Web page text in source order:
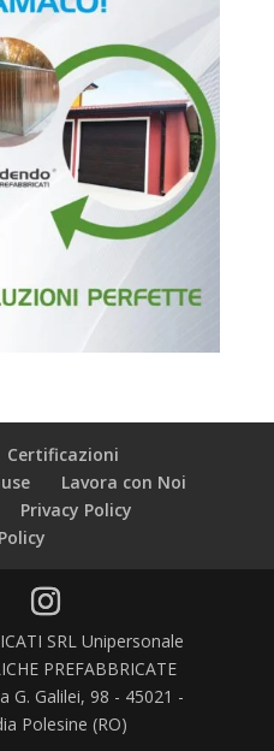
Certificazioni
Lavora con Noi
Privacy Policy
SRL Unipersonale
PREFABBRICATE
G. Galilei, 98 - 45021 -
Polesine (RO)